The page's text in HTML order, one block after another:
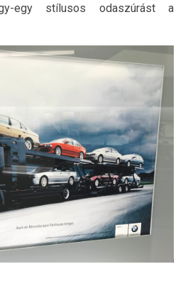
egy stílusos odaszúrást a